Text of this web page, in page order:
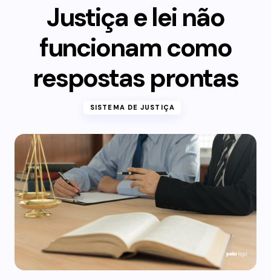
Justiça e lei não
funcionam como
respostas prontas
SISTEMA DE JUSTIÇA